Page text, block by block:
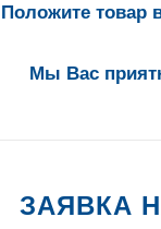
Положите товар
Мы Вас
ЗАЯВКА